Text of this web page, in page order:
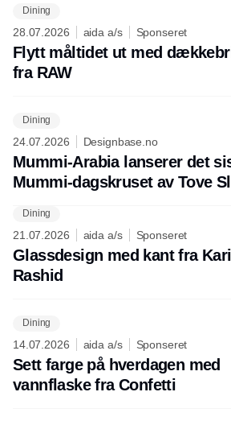
Dining
28.07.2026 aida a/s Sponseret
Flytt måltidet ut med
fra RAW
Dining
24.07.2026 Designbase.no
Mummi-Arabia lanserer det
Mummi-dagskruset av Tove
Dining
21.07.2026 aida a/s Sponseret
Glassdesign med kant fra
Rashid
Dining
14.07.2026 aida a/s Sponseret
Sett farge på hverdagen med
vannflaske fra Confetti